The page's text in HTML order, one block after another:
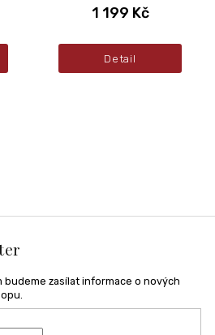
1 199 Kč
Detail
budeme zasílat informace o nových